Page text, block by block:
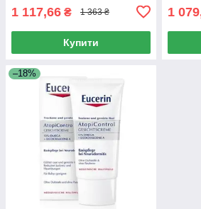
1 117,66 ₴ 1 363 ₴
Купити
1
–18%